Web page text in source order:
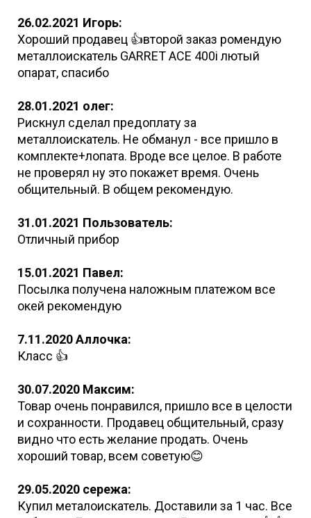
26.02.2021 Игорь:
Хороший продавец 👍второй заказ ромендую
металлоискатель GARRET ACE 400i лютый
опарат, спасибо
28.01.2021 олег:
Рискнул сделал предоплату за
металлоискатель. Не обманул - все пришло в
комплекте+лопата. Вроде все целое. В работе
не проверял ну это покажет время. Очень
общительный. В общем рекомендую.
31.01.2021 Пользователь:
Отличный прибор
15.01.2021 Павел:
Посылка получена наложным платежом все
окей рекомендую
7.11.2020 Аллочка:
Класс 👍
30.07.2020 Максим:
Товар очень понравился, пришло все в целости
и сохранности. Продавец общительный, сразу
видно что есть желание продать. Очень
хороший товар, всем советую😊
29.05.2020 сережа:
Купил металоискатель. Доставили за 1 час. Все